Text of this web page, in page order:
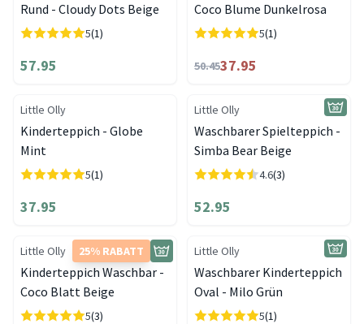
Rund - Cloudy Dots Beige
5(1)
57.95
Coco Blume Dunkelrosa
5(1)
50.4537.95
Little Olly
Kinderteppich - Globe
Mint
5(1)
37.95
Little Olly
Waschbarer Spielteppich -
Simba Bear Beige
4.6(3)
52.95
25% RABATT
Little Olly
Kinderteppich Waschbar -
Coco Blatt Beige
5(3)
Little Olly
Waschbarer Kinderteppich
Oval - Milo Grün
5(1)